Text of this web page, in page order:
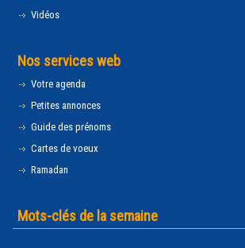
Vidéos
Nos services web
Votre agenda
Petites annonces
Guide des prénoms
Cartes de voeux
Ramadan
Mots-clés de la semaine